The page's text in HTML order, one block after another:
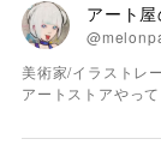
アート
美術家/イラストレ
アートストアやっ